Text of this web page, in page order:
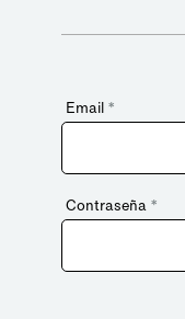
Email *
Contraseña *